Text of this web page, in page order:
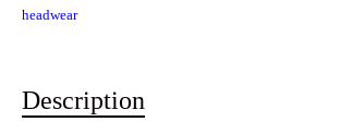
headwear
Description